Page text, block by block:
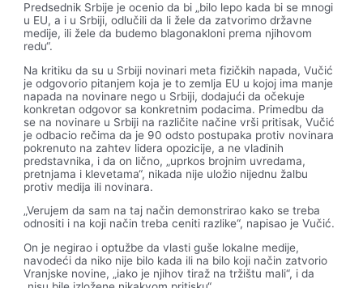
Predsednik Srbije je ocenio da bi „bilo lepo kada bi se mnogi
u EU, a i u Srbiji, odlučili da li žele da zatvorimo državne
medije, ili žele da budemo blagonakloni prema njihovom
redu“.
Na kritiku da su u Srbiji novinari meta fizičkih napada, Vučić
je odgovorio pitanjem koja je to zemlja EU u kojoj ima manje
napada na novinare nego u Srbiji, dodajući da očekuje
konkretan odgovor sa konkretnim podacima. Primedbu da
se na novinare u Srbiji na različite načine vrši pritisak, Vučić
je odbacio rečima da je 90 odsto postupaka protiv novinara
pokrenuto na zahtev lidera opozicije, a ne vladinih
predstavnika, i da on lično, „uprkos brojnim uvredama,
pretnjama i klevetama“, nikada nije uložio nijednu žalbu
protiv medija ili novinara.
„Verujem da sam na taj način demonstrirao kako se treba
odnositi i na koji način treba ceniti razlike“, napisao je Vučić.
On je negirao i optužbe da vlasti guše lokalne medije,
navodeći da niko nije bilo kada ili na bilo koji način zatvorio
Vranjske novine, „iako je njihov tiraž na tržištu mali“, i da